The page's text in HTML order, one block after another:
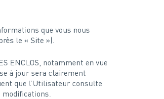
que vous nous
le « Site »).
ENCLOS, notamment en vue
à jour sera clairement
que l’Utilisateur consulte